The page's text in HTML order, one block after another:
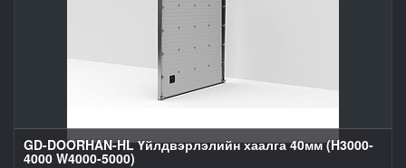
GD-DOORHAN-HL Үйлдвэрлэлийн хаалга 40мм (H3000-
4000 W4000-5000)